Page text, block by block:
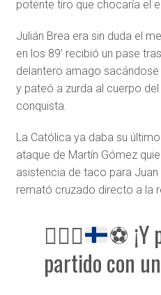
potente tiro que chocaría el
Julián Brea era sin duda el
en los 89’ recibió un pase
delantero amago
y pateó a zurda al cuerpo
conquista.
La Católica ya daba su
ataque de Martín Gómez
asistencia de taco para
remató cruzado directo a la
😮‍💨🔝 ⚽
partido con